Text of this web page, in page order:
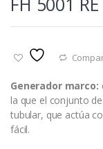
Generador marco:
la que el conjunto
tubular, que actúa
fácil.